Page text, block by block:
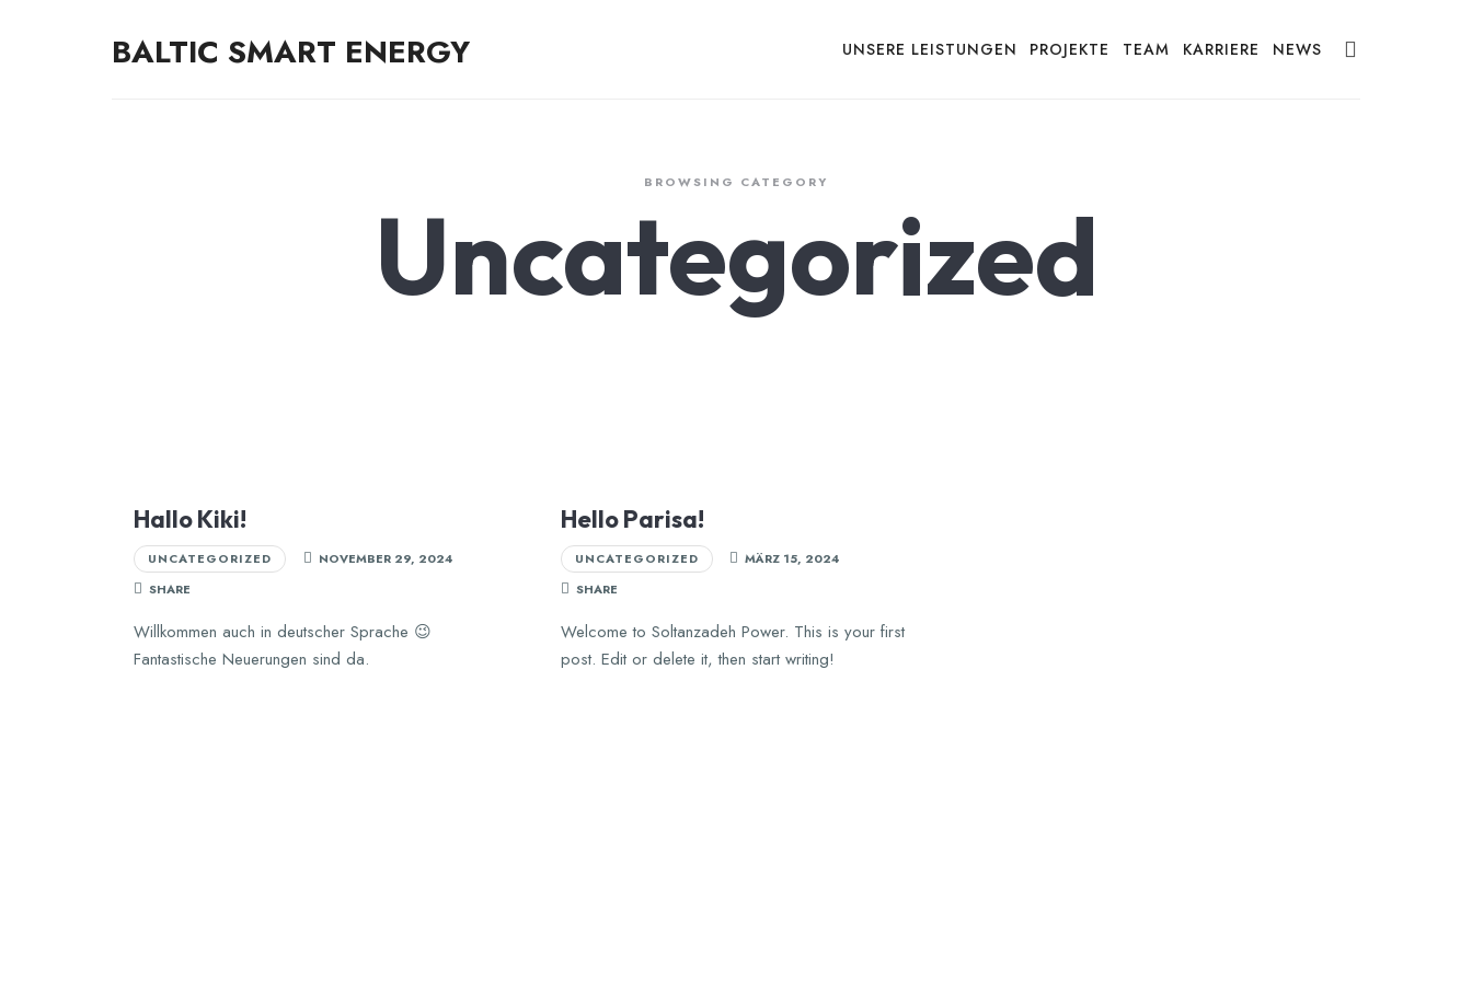
BALTIC SMART ENERGY UNSERE LEISTUNGEN PROJEKTE TEAM KARRIERE NEWS
BROWSING CATEGORY
Uncategorized
Hallo Kiki!
UNCATEGORIZED
NOVEMBER 29, 2024
SHARE
Willkommen auch in deutscher Sprache 😉
Fantastische Neuerungen sind da.
Hello Parisa!
UNCATEGORIZED
MÄRZ 15, 2024
SHARE
Welcome to Soltanzadeh Power. This is your first
post. Edit or delete it, then start writing!